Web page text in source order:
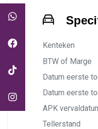
Kenteken
BTW of Marge
Datum eerste
Datum eerste
APK
Tellerstand